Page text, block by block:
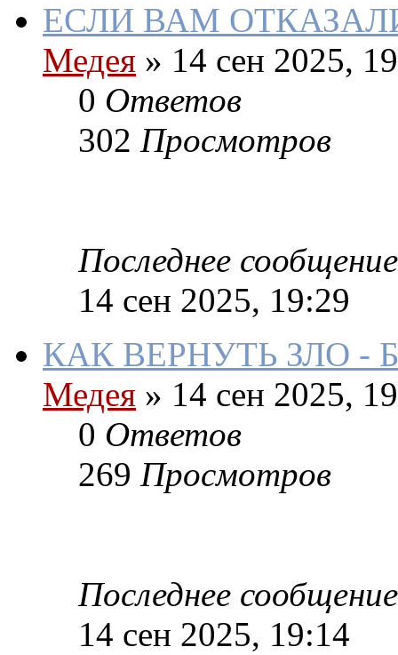
ЕСЛИ ВАМ
Медея » 14 сен 2025,
0 Ответов
302 Просмотров
Последнее сообщение
14 сен 2025, 19:29
КАК ВЕРНУТЬ ЗЛО -
Медея » 14 сен 2025,
0 Ответов
269 Просмотров
Последнее сообщение
14 сен 2025, 19:14